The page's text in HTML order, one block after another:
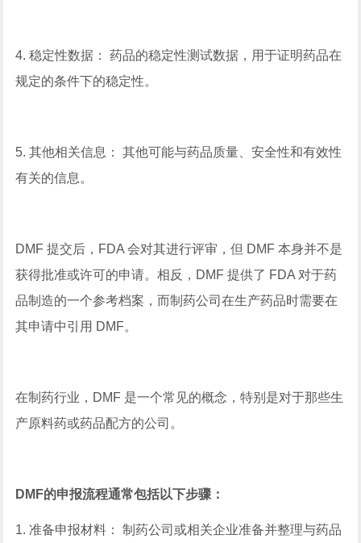
4. 稳定性数据： 药品的稳定性测试数据，用于证明药品在
规定的条件下的稳定性。
5. 其他相关信息： 其他可能与药品质量、安全性和有效性
有关的信息。
DMF 提交后，FDA 会对其进行评审，但 DMF 本身并不是
获得批准或许可的申请。相反，DMF 提供了 FDA 对于药
品制造的一个参考档案，而制药公司在生产药品时需要在
其申请中引用 DMF。
在制药行业，DMF 是一个常见的概念，特别是对于那些生
产原料药或药品配方的公司。
DMF的申报流程通常包括以下步骤：
1. 准备申报材料： 制药公司或相关企业准备并整理与药品